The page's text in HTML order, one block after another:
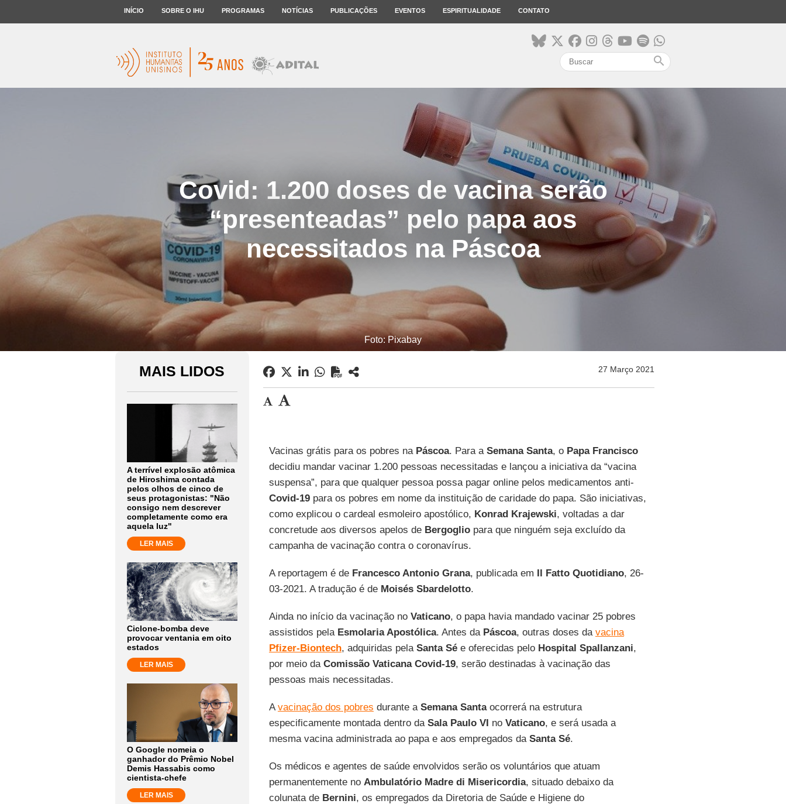
INÍCIO SOBRE O IHU PROGRAMAS NOTÍCIAS PUBLICAÇÕES EVENTOS ESPIRITUALIDADE CONTATO
search
Covid: 1.200 doses de vacina serão
“presenteadas” pelo papa aos
necessitados na Páscoa
Foto: Pixabay
MAIS LIDOS
A terrível explosão atômica
de Hiroshima contada
pelos olhos de cinco de
seus protagonistas: "Não
consigo nem descrever
completamente como era
aquela luz"
LER MAIS
Ciclone-bomba deve
provocar ventania em oito
estados
LER MAIS
O Google nomeia o
ganhador do Prêmio Nobel
Demis Hassabis como
cientista-chefe
LER MAIS
27 Março 2021
Vacinas grátis para os pobres na Páscoa. Para a Semana Santa, o Papa Francisco
decidiu mandar vacinar 1.200 pessoas necessitadas e lançou a iniciativa da “vacina
suspensa”, para que qualquer pessoa possa pagar online pelos medicamentos anti-
Covid-19para os pobres em nome da instituição de caridade do papa. São iniciativas,
como explicou o cardeal esmoleiro apostólico, Konrad Krajewski, voltadas a dar
concretude aos diversos apelos de Bergogliopara que ninguém seja excluído da
campanha de vacinação contra o coronavírus.
A reportagem é de Francesco Antonio Grana, publicada em Il Fatto Quotidiano, 26-
03-2021. A tradução é de Moisés Sbardelotto.
Ainda no início da vacinação no Vaticano, o papa havia mandado vacinar 25 pobres
assistidos pela Esmolaria Apostólica. Antes da Páscoa, outras doses da vacina
Pfizer-Biontech, adquiridas pela Santa Sée oferecidas pelo Hospital Spallanzani,
por meio da Comissão Vaticana Covid-19, serão destinadas à vacinação das
pessoas mais necessitadas.
Avacinação dos pobres durante a Semana Santaocorrerá na estrutura
especificamente montada dentro da Sala Paulo VI no Vaticano, e será usada a
mesma vacina administrada ao papa e aos empregados da Santa Sé.
Os médicos e agentes de saúde envolvidos serão os voluntários que atuam
permanentemente no Ambulatório Madre di Misericordia, situado debaixo da
colunata de Bernini, os empregados da Diretoria de Saúde e Higiene do